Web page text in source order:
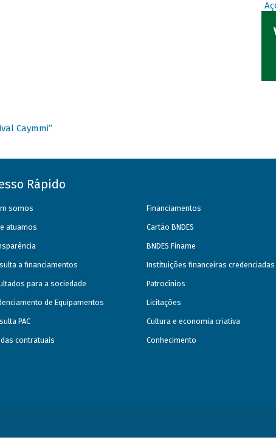
Caymmi”
Rápido
somos
atuamos
a financiamentos
para a sociedade
de Equipamentos
PAC
contratuais
Financiamentos
Cartão BNDES
BNDES Finame
Instituições financeiras credenciadas
Patrocínios
Licitações
Cultura e economia criativa
Conhecimento